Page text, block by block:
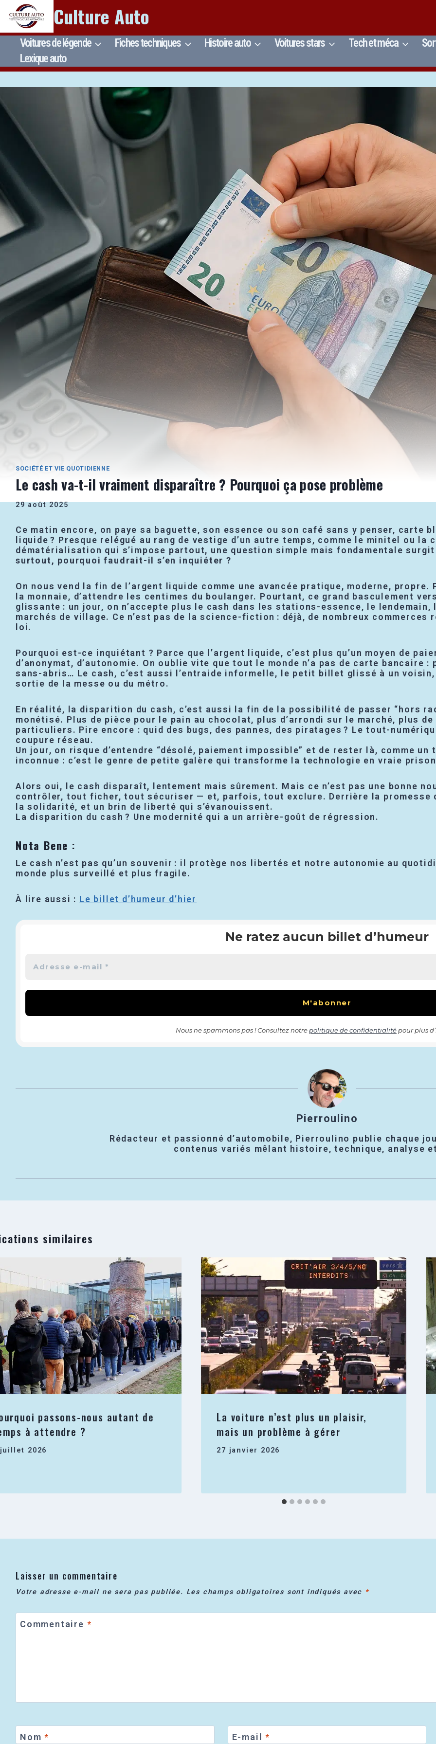
Aller
au
contenu
Culture Auto
Voitures de légende Fiches techniques Histoire auto Voitures stars Tech et méca
Lexique auto
SOCIÉTÉ ET VIE QUOTIDIENNE
Le cash va-t-il vraiment disparaître ? Pourquoi ça pose problème
29 août 2025
Ce matin encore, on paye sa baguette, son essence ou son café sans y penser, carte
liquide ? Presque relégué au rang de vestige d’un autre temps, comme le minitel ou
dématérialisation qui s’impose partout, une question simple mais fondamentale surgit
surtout, pourquoi faudrait-il s’en inquiéter ?
On nous vend la fin de l’argent liquide comme une avancée pratique, moderne,
la monnaie, d’attendre les centimes du boulanger. Pourtant, ce grand basculement
glissante : un jour, on n’accepte plus le cash dans les stations-essence, le
marchés de village. Ce n’est pas de la science-fiction : déjà, de nombreux commerces
loi.
Pourquoi est-ce inquiétant ? Parce que l’argent liquide, c’est plus qu’un moyen de
d’anonymat, d’autonomie. On oublie vite que tout le monde n’a pas de carte bancaire
sans-abris… Le cash, c’est aussi l’entraide informelle, le petit billet glissé à un
sortie de la messe ou du métro.
En réalité, la disparition du cash, c’est aussi la fin de la possibilité de passer “hors
monétisé. Plus de pièce pour le pain au chocolat, plus d’arrondi sur le marché, plus
particuliers. Pire encore : quid des bugs, des pannes, des piratages ? Le tout-
coupure réseau.
Un jour, on risque d’entendre “désolé, paiement impossible” et de rester là, comme
inconnue : c’est le genre de petite galère qui transforme la technologie en vraie
Alors oui, le cash disparaît, lentement mais sûrement. Mais ce n’est pas une bonne
contrôler, tout ficher, tout sécuriser — et, parfois, tout exclure. Derrière la promesse
la solidarité, et un brin de liberté qui s’évanouissent.
La disparition du cash ? Une modernité qui a un arrière-goût de régression.
Nota Bene :
Le cash n’est pas qu’un souvenir : il protège nos libertés et notre autonomie au
monde plus surveillé et plus fragile.
À lire aussi : Le billet d’humeur d’hier
Ne ratez aucun billet d’humeur
Nous ne spammons pas ! Consultez notrepolitique de confidentialitépour plus
Pierroulino
Rédacteur et passionné d’automobile, Pierroulino publie chaque
contenus variés mêlant histoire, technique, analyse
similaires
passons-nous autant de
à attendre ?
2026
La voiture n’est plus un plaisir,
mais un problème à gérer
27 janvier 2026
Laisser un commentaire
Votre adresse e-mail ne sera pas publiée. Les champs obligatoires sont indiqués avec *
Commentaire *
Nom* E-mail*